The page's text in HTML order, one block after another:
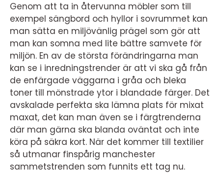
Genom att ta in återvunna möbler som till
exempel sängbord och hyllor i sovrummet kan
man sätta en miljövänlig prägel som gör att
man kan somna med lite bättre samvete för
miljön. En av de största förändringarna man
kan se i inredningstrender är att vi ska gå från
de enfärgade väggarna i gråa och bleka
toner till mönstrade ytor i blandade färger. Det
avskalade perfekta ska lämna plats för mixat
maxat, det kan man även se i färgtrenderna
där man gärna ska blanda oväntat och inte
köra på säkra kort. När det kommer till textilier
så utmanar finspårig manchester
sammetstrenden som funnits ett tag nu.